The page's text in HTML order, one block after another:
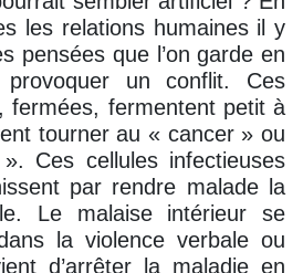
les relations humaines il y
pensées que l’on garde en
un conflit. Ces
fermées, fermentent petit à
tourner au « cancer » ou
Ces cellules infectieuses
par rendre malade la
Le malaise intérieur se
la violence verbale ou
d’arrêter la maladie en